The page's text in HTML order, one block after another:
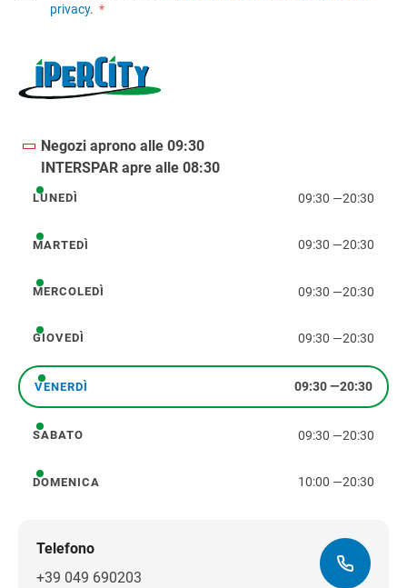
privacy. *
Negozi aprono alle 09:30
INTERSPAR apre alle 08:30
lunedì
LUNEDÌ 09:30 —20:30
martedì
MARTEDÌ 09:30 —20:30
mercoledì
MERCOLEDÌ 09:30 —20:30
giovedì
GIOVEDÌ 09:30 —20:30
venerdì
VENERDÌ 09:30—20:30
sabato
SABATO 09:30 —20:30
domenica
DOMENICA 10:00 —20:30
Telefono
+39 049 690203